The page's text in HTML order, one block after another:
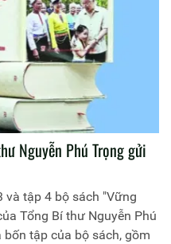
Nguyễn Phú Trọng gửi
và tập 4 bộ sách "Vững
Tổng Bí thư Nguyễn Phú
tập của bộ sách, gồm